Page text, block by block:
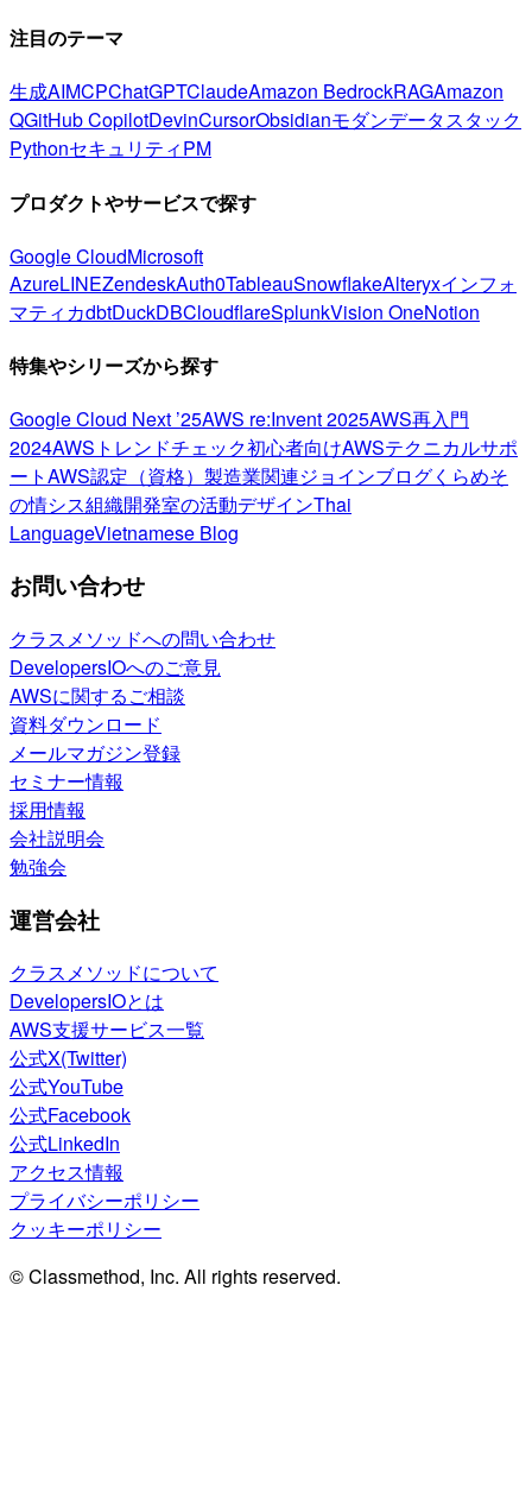
注目のテーマ
生成AIMCPChatGPTClaudeAmazon BedrockRAGAmazon
QGitHub CopilotDevinCursorObsidianモダンデータスタック
PythonセキュリティPM
プロダクトやサービスで探す
Google CloudMicrosoft
AzureLINEZendeskAuth0TableauSnowflakeAlteryxインフォ
マティカdbtDuckDBCloudflareSplunkVision OneNotion
特集やシリーズから探す
Google Cloud Next ’25AWS re:Invent 2025AWS再入門
2024AWSトレンドチェック初心者向けAWSテクニカルサポ
ートAWS認定（資格） 製造業関連ジョインブログくらめそ
の情シス組織開発室の活動デザインThai
LanguageVietnamese Blog
お問い合わせ
クラスメソッドへの問い合わせ
DevelopersIOへのご意見
AWSに関するご相談
資料ダウンロード
メールマガジン登録
セミナー情報
採用情報
会社説明会
勉強会
運営会社
クラスメソッドについて
DevelopersIOとは
AWS支援サービス一覧
公式X(Twitter)
公式YouTube
公式Facebook
公式LinkedIn
アクセス情報
プライバシーポリシー
クッキーポリシー
© Classmethod, Inc. All rights reserved.